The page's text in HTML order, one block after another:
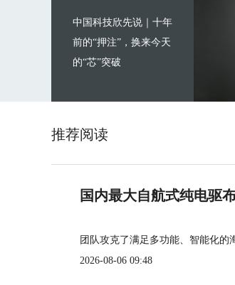
中国科技欣先说｜十年
前的“押注”，换来今天
的“芯”突破
推荐阅读
国内最大自航式纯电驱
团队攻克了满足多功能、智能化的
2026-08-06 09:48